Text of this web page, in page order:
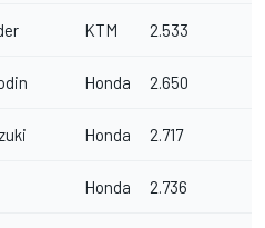
KTM 2.533
Honda 2.650
Honda 2.717
Honda 2.736